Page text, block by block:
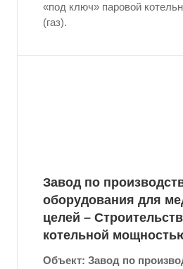
«под ключ» паровой
(газ).
Завод по
оборудования для
целей –
котельной
Объект: Завод по